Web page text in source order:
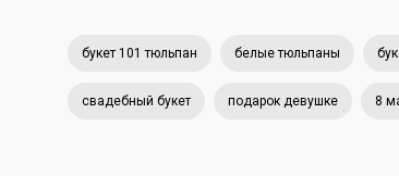
букет 101 тюльпан белые тюльпаны
свадебный букет подарок девушке 8